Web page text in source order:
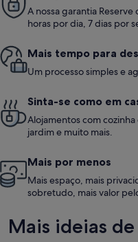
A nossa garantia
horas por dia, 7 dias por
Mais tempo para
Um processo simples e
Sinta-se como em
Alojamentos com
jardim e muito mais.
Mais por menos
Mais espaço, mais
sobretudo, mais valor
Mais ideias